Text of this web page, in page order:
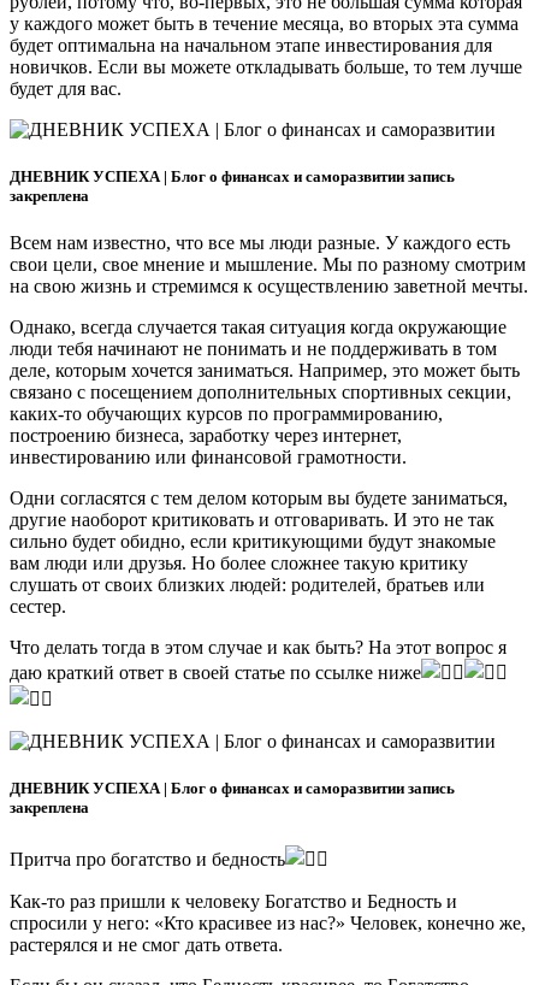
у каждого может быть в течение месяца, во вторых эта сумма
будет оптимальна на начальном этапе инвестирования для
новичков. Если вы можете откладывать больше, то тем лучше
будет для вас.
ДНЕВНИК УСПЕХА | Блог о финансах и саморазвитии запись
закреплена
Всем нам известно, что все мы люди разные. У каждого есть
свои цели, свое мнение и мышление. Мы по разному смотрим
на свою жизнь и стремимся к осуществлению заветной мечты.
Однако, всегда случается такая ситуация когда окружающие
люди тебя начинают не понимать и не поддерживать в том
деле, которым хочется заниматься. Например, это может быть
связано с посещением дополнительных спортивных секции,
каких-то обучающих курсов по программированию,
построению бизнеса, заработку через интернет,
инвестированию или финансовой грамотности.
Одни согласятся с тем делом которым вы будете заниматься,
другие наоборот критиковать и отговаривать. И это не так
сильно будет обидно, если критикующими будут знакомые
вам люди или друзья. Но более сложнее такую критику
слушать от своих близких людей: родителей, братьев или
сестер.
Что делать тогда в этом случае и как быть? На этот вопрос я
даю краткий ответ в своей статье по ссылке ниже
ДНЕВНИК УСПЕХА | Блог о финансах и саморазвитии запись
закреплена
Притча про богатство и бедность
Как-то раз пришли к человеку Богатство и Бедность и
спросили у него: «Кто красивее из нас?» Человек, конечно же,
растерялся и не смог дать ответа.